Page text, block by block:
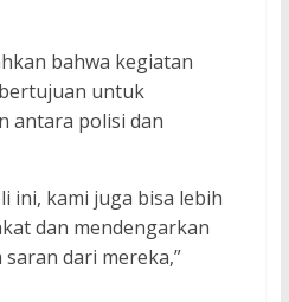
bahwa kegiatan
untuk
antara polisi dan
ini, kami juga bisa lebih
dan mendengarkan
dari mereka,”